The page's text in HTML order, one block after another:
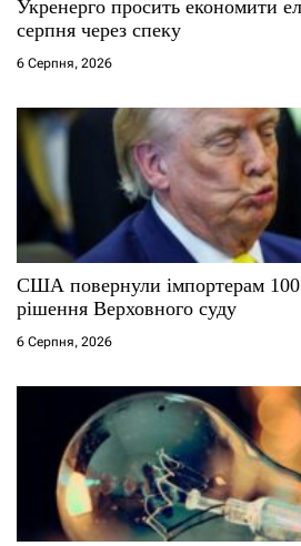
і
в
Укренерго просить економити
серпня через спеку
6 Серпня, 2026
США повернули імпортерам 100
рішення Верховного суду
6 Серпня, 2026